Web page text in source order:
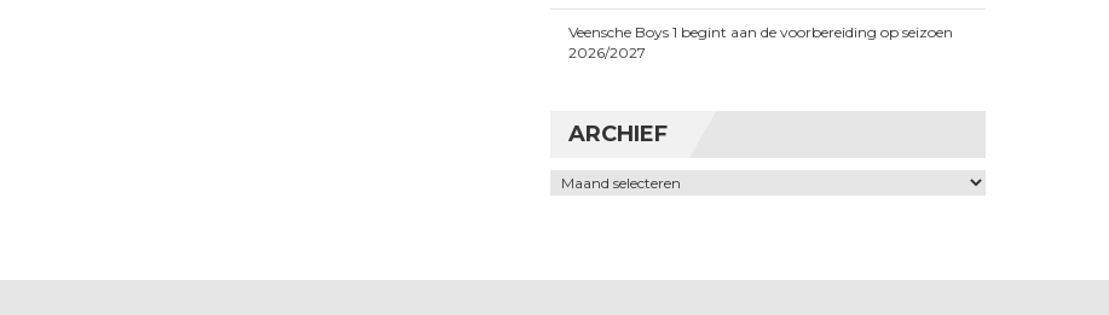
Veensche Boys 1 begint aan de voorbereiding op seizoen
2026/2027
ARCHIEF
Archief